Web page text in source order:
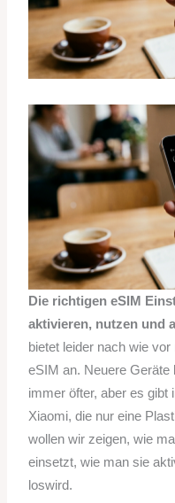
Die richtigen eSIM
aktivieren, nutzen und
bietet leider nach wie
eSIM an. Neuere
immer öfter, aber es gibt
Xiaomi, die nur eine
wollen wir zeigen, wie
einsetzt, wie man sie
loswird.